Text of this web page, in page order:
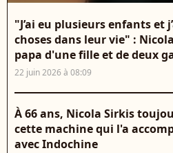
"J’ai eu plusieurs enfants et
choses dans leur vie" :
papa d'une fille et de deux
22 juin 2026 à 08:09
À 66 ans, Nicola Sirkis
cette machine qui l'a
avec Indochine